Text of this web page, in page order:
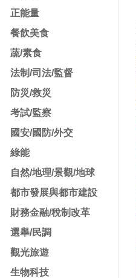
正能量
餐飲美食
蔬/素食
法制/司法/監督
防災/救災
考試/監察
國安/國防/外交
綠能
自然/地理/景觀/地球
都市發展與都市建設
財務金融/稅制改革
選舉/民調
觀光旅遊
生物科技